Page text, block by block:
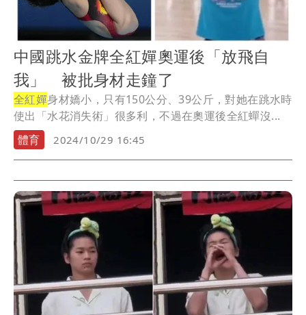
中國跳水金牌全紅嬋奧運後「放飛自
我」 被批身材走鐘了
全紅嬋身材嬌小，只有150公分、39公斤，對她在跳水時
使出「水花消失術」很多利，不過在奧運後全紅蟬沒...
體育
2024/10/29 16:45